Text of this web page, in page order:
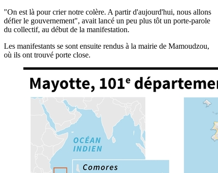
"On est là pour crier notre colère. A partir d'aujourd'hui, nous allons
défier le gouvernement", avait lancé un peu plus tôt un porte-parole
du collectif, au début de la manifestation.
Les manifestants se sont ensuite rendus à la mairie de Mamoudzou,
où ils ont trouvé porte close.